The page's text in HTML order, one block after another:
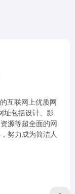
互联网上优质网
址包括设计、影
源等超全面的网
努力成为简洁人